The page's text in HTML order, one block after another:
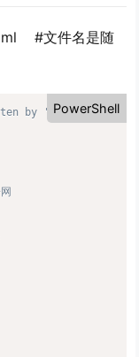
#文件名是随
PowerShell
by 'subiquity'